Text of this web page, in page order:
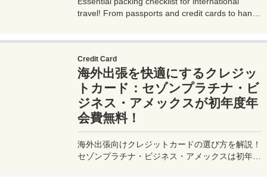
travel! From passports and credit cards to handy
seasoned travelers. Explore more at
measuretrip.com!
Credit Card
海外出張を快適にするクレジッ
トカード：セゾンプラチナ・ビ
ジネス・アメックスが初年度年
会費無料！
海外出張向けクレジットカードの選び方を解説！
セゾンプラチナ・ビジネス・アメックスは初年度